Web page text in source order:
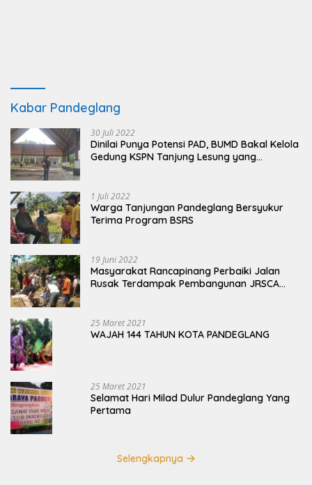
Kabar Pandeglang
30 Juli 2022
Dinilai Punya Potensi PAD, BUMD Bakal Kelola
Gedung KSPN Tanjung Lesung yang
1 Juli 2022
Warga Tanjungan Pandeglang Bersyukur
Terima Program BSRS
19 Juni 2022
Masyarakat Rancapinang Perbaiki Jalan
Rusak Terdampak Pembangunan JRSCA
25 Maret 2021
WAJAH 144 TAHUN KOTA PANDEGLANG
25 Maret 2021
Selamat Hari Milad Dulur Pandeglang Yang
Pertama
Selengkapnya